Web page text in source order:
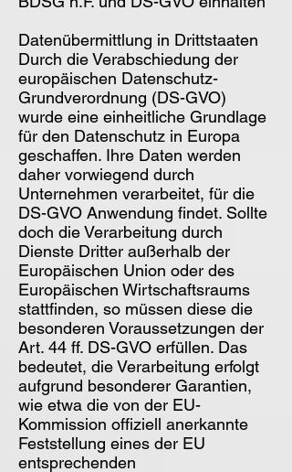
Datenübermittlung in Drittstaaten
Durch die Verabschiedung der
europäischen Datenschutz-
Grundverordnung (DS-GVO)
wurde eine einheitliche Grundlage
für den Datenschutz in Europa
geschaffen. Ihre Daten werden
daher vorwiegend durch
Unternehmen verarbeitet, für die
DS-GVO Anwendung findet. Sollte
doch die Verarbeitung durch
Dienste Dritter außerhalb der
Europäischen Union oder des
Europäischen Wirtschaftsraums
stattfinden, so müssen diese die
besonderen Voraussetzungen der
Art. 44 ff. DS-GVO erfüllen. Das
bedeutet, die Verarbeitung erfolgt
aufgrund besonderer Garantien,
wie etwa die von der EU-
Kommission offiziell anerkannte
Feststellung eines der EU
entsprechenden